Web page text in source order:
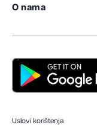
O nama
Uslovi korištenja